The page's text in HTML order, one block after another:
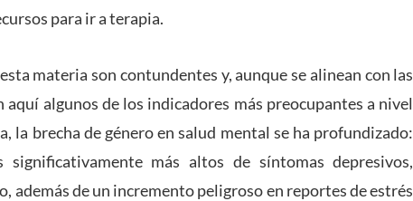
para ir a terapia.
materia son contundentes y, aunque se alinean con las
algunos de los indicadores más preocupantes a nivel
la brecha de género en salud mental se ha profundizado:
significativamente más altos de síntomas depresivos,
además de un incremento peligroso en reportes de estrés